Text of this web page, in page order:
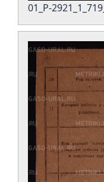
01_Р-